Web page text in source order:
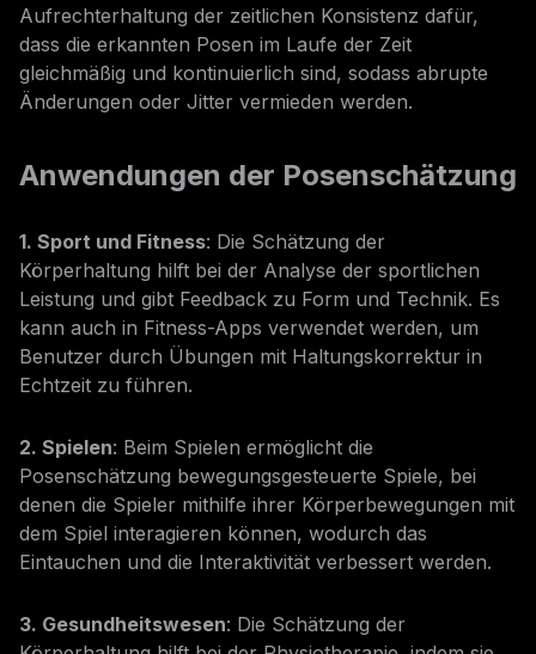
Aufrechterhaltung der zeitlichen Konsistenz dafür,
dass die erkannten Posen im Laufe der Zeit
gleichmäßig und kontinuierlich sind, sodass abrupte
Änderungen oder Jitter vermieden werden.
Anwendungen der Posenschätzung
1. Sport und Fitness: Die Schätzung der
Körperhaltung hilft bei der Analyse der sportlichen
Leistung und gibt Feedback zu Form und Technik. Es
kann auch in Fitness-Apps verwendet werden, um
Benutzer durch Übungen mit Haltungskorrektur in
Echtzeit zu führen.
2. Spielen: Beim Spielen ermöglicht die
Posenschätzung bewegungsgesteuerte Spiele, bei
denen die Spieler mithilfe ihrer Körperbewegungen mit
dem Spiel interagieren können, wodurch das
Eintauchen und die Interaktivität verbessert werden.
3. Gesundheitswesen: Die Schätzung der